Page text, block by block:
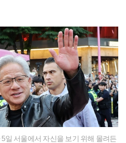
일 서울에서 자신을 보기 위해 몰려든